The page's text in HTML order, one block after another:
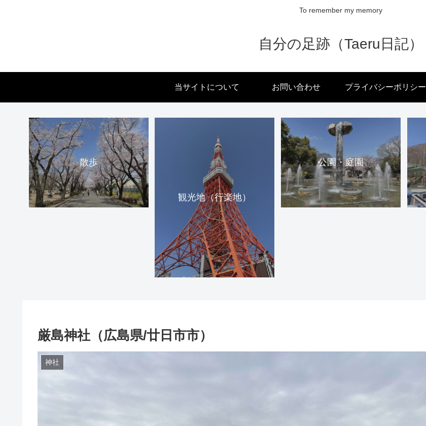
To remember my memory
自分の足跡（Taeru日記）
当サイトについて お問い合わせ プライバシーポリシー
散歩
観光地（行楽地）
公園・庭園
厳島神社（広島県/廿日市市）
神社